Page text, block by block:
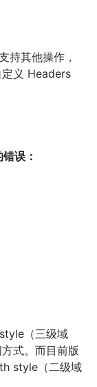
持其他操作，
义 Headers
误：
（三级域
式。而目前版
style（二级域